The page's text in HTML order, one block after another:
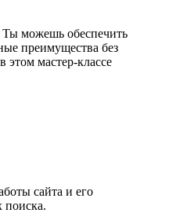
можешь обеспечить
преимущества без
этом мастер-классе
сайта и его
поиска.